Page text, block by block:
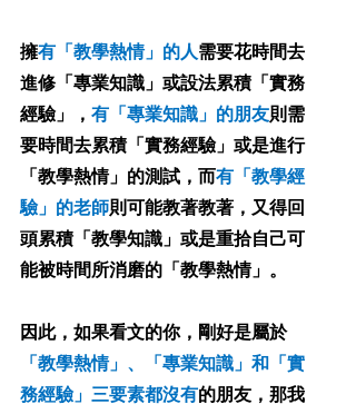
擁有「教學熱情」的人 需要花時間去
進修「專業知識」或設法累積「實務
經驗」， 有「專業知識」的朋友則需
要時間去累積「實務經驗」或是進行
「教學熱情」的測試，而有「教學經
驗」的老師則可能教著教著，又得回
頭累積「教學知識」或是重拾自己可
能被時間所消磨的「教學熱情」。
因此，如果看文的你，剛好是屬於
「教學熱情」、「專業知識」和「實
務經驗」三要素都沒有的朋友，那我